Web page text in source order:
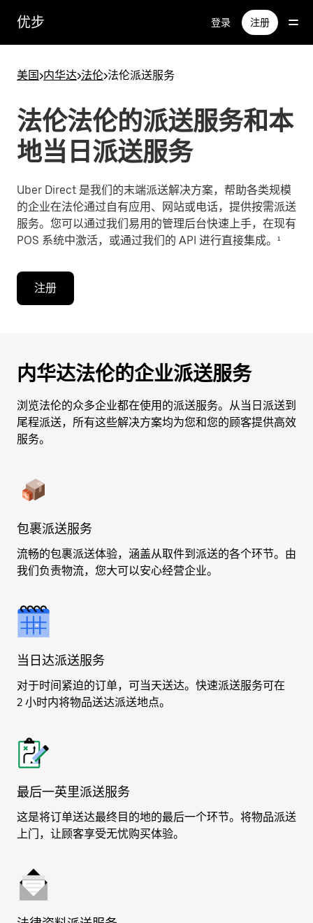
优步 登录 注册
美国>内华达>法伦>法伦派送服务
法伦法伦的派送服务和本
地当日派送服务
Uber Direct 是我们的末端派送解决方案，帮助各类规模
的企业在法伦通过自有应用、网站或电话，提供按需派送
服务。您可以通过我们易用的管理后台快速上手，在现有
POS 系统中激活，或通过我们的 API 进行直接集成。¹
注册
内华达法伦的企业派送服务
浏览法伦的众多企业都在使用的派送服务。从当日派送到
尾程派送，所有这些解决方案均为您和您的顾客提供高效
服务。
包裹派送服务
流畅的包裹派送体验，涵盖从取件到派送的各个环节。由
我们负责物流，您大可以安心经营企业。
当日达派送服务
对于时间紧迫的订单，可当天送达。快速派送服务可在
2 小时内将物品送达派送地点。
最后一英里派送服务
这是将订单送达最终目的地的最后一个环节。将物品派送
上门，让顾客享受无忧购买体验。